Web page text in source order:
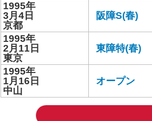
1995年
3月4日
京都
阪障S(春)
1995年
2月11日
東京
東障特(春)
1995年
1月16日
中山
オープン